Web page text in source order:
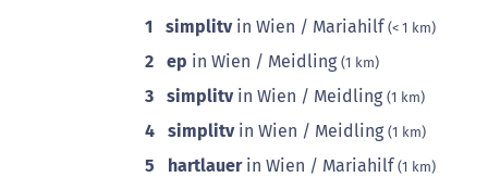
1 simplitvin Wien / Mariahilf(< 1 km)
2 ep in Wien / Meidling (1 km)
3 simplitvin Wien / Meidling (1 km)
4 simplitvin Wien / Meidling (1 km)
5 hartlauerin Wien / Mariahilf(1 km)